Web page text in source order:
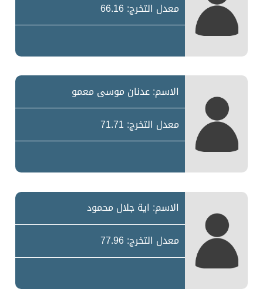
معدل التخرج: 66.16
الاسم: عدنان موسى معمو
معدل التخرج: 71.71
الاسم: اية جلال محمود
معدل التخرج: 77.96